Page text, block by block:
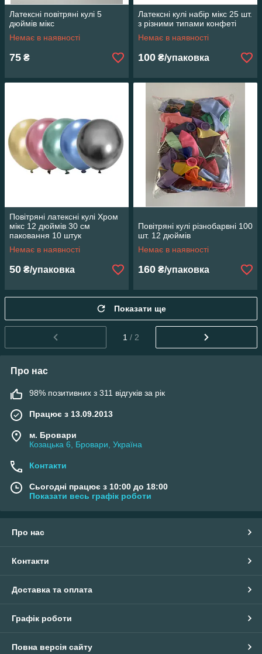
Латексні повітряні кулі 5
дюймів мікс
Немає в наявності
75 ₴
Латексні кулі набір мікс 25 шт.
з різними типами конфеті
Немає в наявності
100 ₴/упаковка
Повітряні латексні кулі Хром
мікс 12 дюймів 30 см
паковання 10 штук
Немає в наявності
50 ₴/упаковка
Повітряні кулі різнобарвні 100
шт. 12 дюймів
Немає в наявності
160 ₴/упаковка
Показати ще
1 / 2
Про нас
98% позитивних з 311 відгуків за рік
Працює з 13.09.2013
м. Бровари
Козацька 6, Бровари, Україна
Контакти
Сьогодні працює з 10:00 до 18:00
Показати весь графік роботи
Про нас
Контакти
Доставка та оплата
Графік роботи
Повна версія сайту